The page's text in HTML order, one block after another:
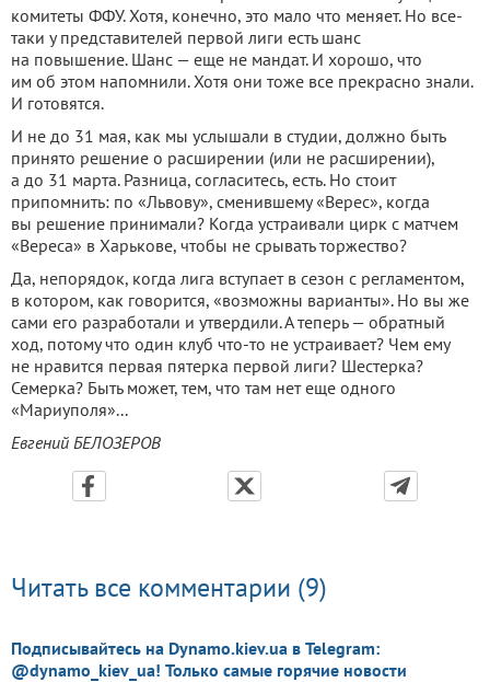
комитеты ФФУ. Хотя, конечно, это мало что меняет. Но все-
таки у представителей первой лиги есть шанс
на повышение. Шанс — еще не мандат. И хорошо, что
им об этом напомнили. Хотя они тоже все прекрасно знали.
И готовятся.
И не до 31 мая, как мы услышали в студии, должно быть
принято решение о расширении (или не расширении),
а до 31 марта. Разница, согласитесь, есть. Но стоит
припомнить: по «Львову», сменившему «Верес», когда
вы решение принимали? Когда устраивали цирк с матчем
«Вереса» в Харькове, чтобы не срывать торжество?
Да, непорядок, когда лига вступает в сезон с регламентом,
в котором, как говорится, «возможны варианты». Но вы же
сами его разработали и утвердили. А теперь — обратный
ход, потому что один клуб что-то не устраивает? Чем ему
не нравится первая пятерка первой лиги? Шестерка?
Семерка? Быть может, тем, что там нет еще одного
«Мариуполя»...
Евгений БЕЛОЗЕРОВ
Читать все комментарии (9)
Подписывайтесь на Dynamo.kiev.ua в Telegram:
@dynamo_kiev_ua! Только самые горячие новости